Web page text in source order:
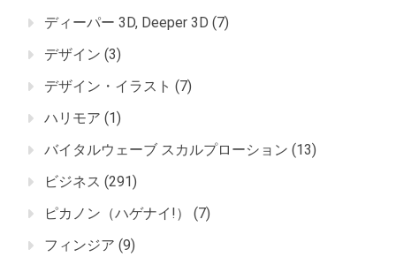
ディーパー 3D, Deeper 3D (7)
デザイン (3)
デザイン・イラスト (7)
ハリモア (1)
バイタルウェーブ スカルプローション (13)
ビジネス (291)
ピカノン（ハゲナイ!）
(7)
フィンジア (9)